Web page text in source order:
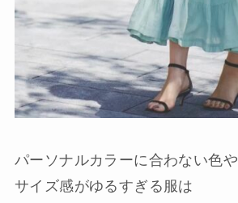
パーソナルカラーに合わない色や
サイズ感がゆるすぎる服は